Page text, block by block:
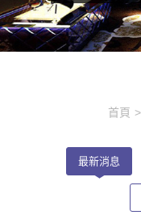
首頁
最新消息